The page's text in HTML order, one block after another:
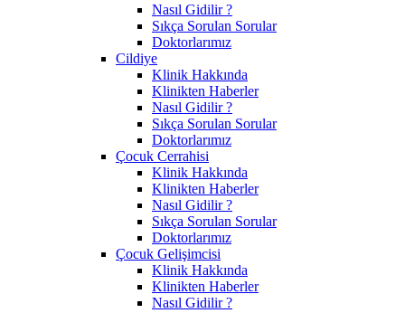
Nasıl Gidilir ?
Sıkça Sorulan Sorular
Doktorlarımız
Cildiye
Klinik Hakkında
Klinikten Haberler
Nasıl Gidilir ?
Sıkça Sorulan Sorular
Doktorlarımız
Çocuk Cerrahisi
Klinik Hakkında
Klinikten Haberler
Nasıl Gidilir ?
Sıkça Sorulan Sorular
Doktorlarımız
Çocuk Gelişimcisi
Klinik Hakkında
Klinikten Haberler
Nasıl Gidilir ?